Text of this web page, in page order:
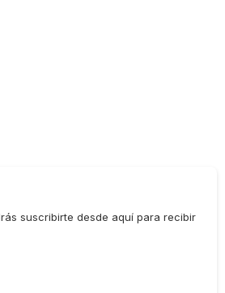
suscribirte desde aquí para recibir